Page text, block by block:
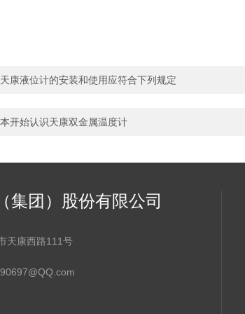
康液位计的安装和使用应符合下列规定
开始认识天康双金属温度计
集团）股份有限公司
天康西路111号